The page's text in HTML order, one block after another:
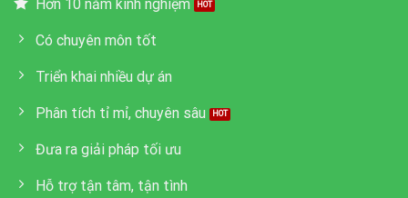
Hơn 10 năm kinh nghiệm
Có chuyên môn tốt
Triển khai nhiều dự án
Phân tích tỉ mỉ, chuyên sâu
Đưa ra giải pháp tối ưu
Hỗ trợ tận tâm, tận tình